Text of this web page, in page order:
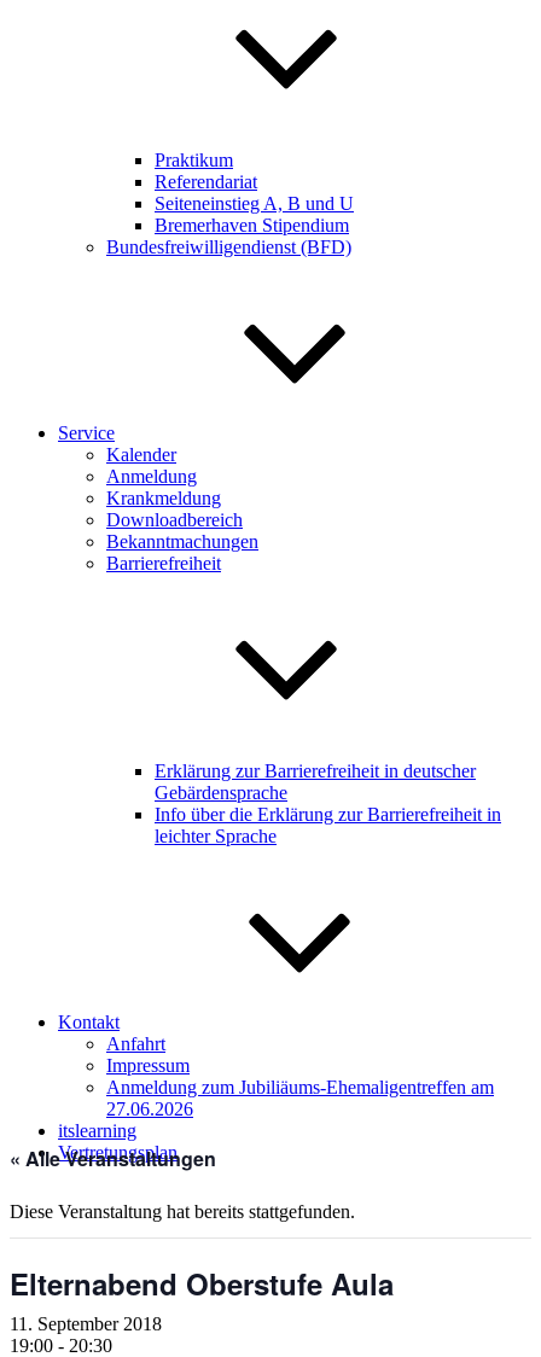
Praktikum
Referendariat
Seiteneinstieg A, B und U
Bremerhaven Stipendium
Bundesfreiwilligendienst (BFD)
Service
Kalender
Anmeldung
Krankmeldung
Downloadbereich
Bekanntmachungen
Barrierefreiheit
Erklärung zur Barrierefreiheit in deutscher
Gebärdensprache
Info über die Erklärung zur Barrierefreiheit in
leichter Sprache
Kontakt
Anfahrt
Impressum
Anmeldung zum Jubiliäums-Ehemaligentreffen am
27.06.2026
itslearning
Vertretungsplan
« Alle Veranstaltungen
Diese Veranstaltung hat bereits stattgefunden.
Elternabend Oberstufe Aula
11. September 2018
19:00 - 20:30